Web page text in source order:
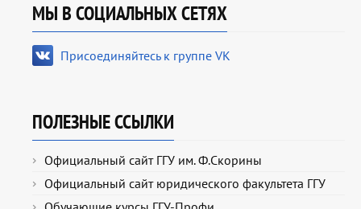
МЫ В СОЦИАЛЬНЫХ СЕТЯХ
Присоединяйтесь к группе VK
ПОЛЕЗНЫЕ ССЫЛКИ
Официальный сайт ГГУ им. Ф.Скорины
Официальный сайт юридического факультета ГГУ